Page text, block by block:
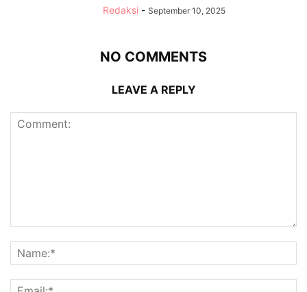
Redaksi - September 10, 2025
NO COMMENTS
LEAVE A REPLY